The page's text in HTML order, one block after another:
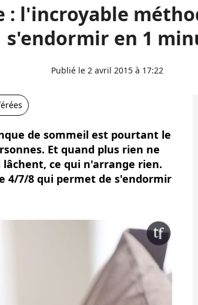
: l'incroyable
s'endormir en 1
Publié le 2 avril 2015 à 17:22
de sommeil est pourtant le
Et quand plus rien ne
ce qui n'arrange rien.
4/7/8 qui permet de s'endormir